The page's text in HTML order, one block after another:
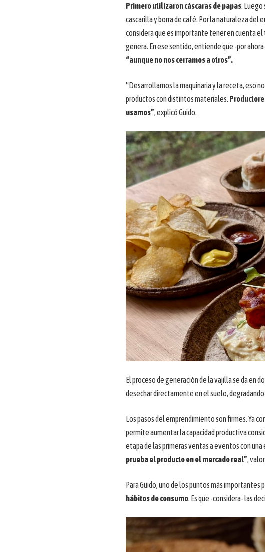
Primero utilizaron cáscaras de papas. Luego
cascarilla y borra de café. Por la naturaleza del
considera que es importante tener en cuenta
genera. En ese sentido, entiende que -por ahora-
“aunque no nos cerramos a otros”.
“Desarrollamos la maquinaria y la receta, eso
productos con distintos materiales.
usamos”, explicó Guido.
El proceso de generación de la vajilla se da en
desechar directamente en el suelo, degradando
Los pasos del emprendimiento son firmes. Ya
permite aumentar la capacidad productiva
etapa de las primeras ventas a eventos con una
prueba el producto en el mercado real”,
Para Guido, uno de los puntos más importantes
hábitos de consumo. Es que -considera- las